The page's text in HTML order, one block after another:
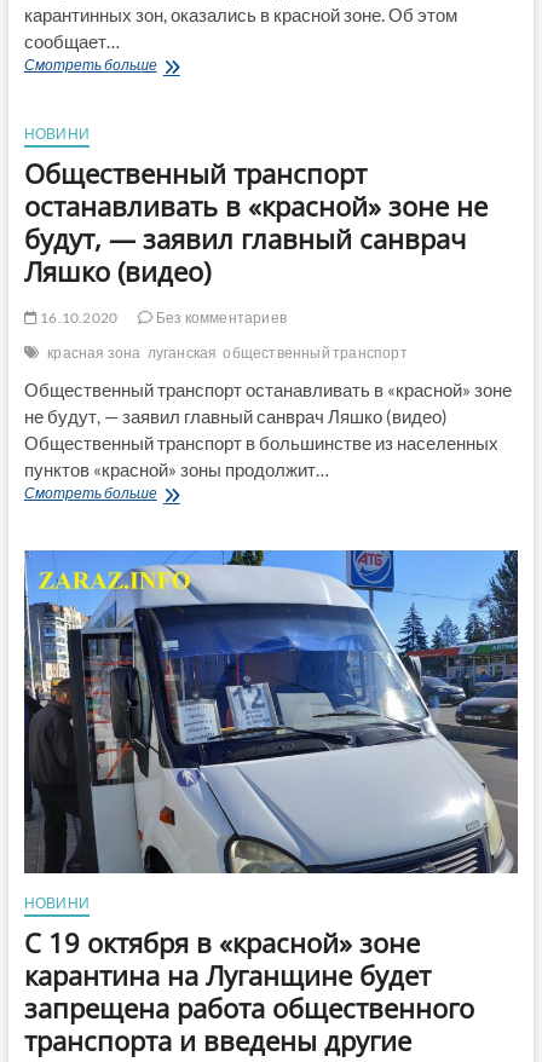
карантинных зон, оказались в красной зоне. Об этом
сообщает…
Смотреть большеУкрзалізниця
населенных
красной
зоны
НОВИНИ
Общественный транспорт
останавливать в «красной» зоне не
будут, — заявил главный санврач
Ляшко (видео)
16.10.2020
Без комментариев
красная зона луганская общественный транспорт
Общественный транспорт останавливать в «красной» зоне
не будут, — заявил главный санврач Ляшко (видео)
Общественный транспорт в большинстве из населенных
пунктов «красной» зоны продолжит…
Смотреть большеОбщественный
в
«красной»
зоне
не
будут,
—
заявил
главный
санврач
Ляшко
(видео)
НОВИНИ
С 19 октября в «красной» зоне
карантина на Луганщине будет
запрещена работа общественного
транспорта и введены другие